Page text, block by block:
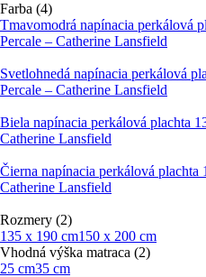
Farba (4)
Tmavomodrá napínacia perkálová
Percale – Catherine Lansfield
Svetlohnedá napínacia perkálová
Percale – Catherine Lansfield
Biela napínacia perkálová plachta
Catherine Lansfield
Čierna napínacia perkálová
Catherine Lansfield
Rozmery (2)
135 x 190 cm150 x 200 cm
Vhodná výška matraca (2)
25 cm35 cm